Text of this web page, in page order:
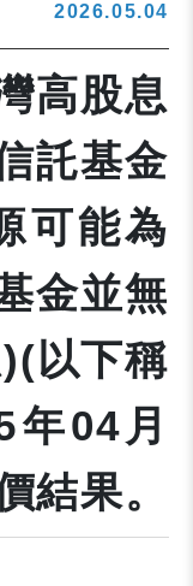
2026.05.04
高股息
託基金
可能為
金並無
以下稱
04月
結果。